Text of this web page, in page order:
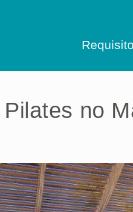
Pilates no